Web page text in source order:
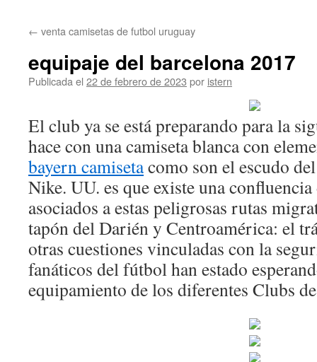
contenido
← venta camisetas de futbol uruguay
equipaje del barcelona 2017
Publicada el 22 de febrero de 2023 por istern
El club ya se está preparando para la
hace con una camiseta blanca con
bayern camisetacomo son el escudo
Nike. UU. es que existe una
asociados a estas peligrosas rutas
tapón del Darién y Centroamérica: el
otras cuestiones vinculadas con la
fanáticos del fútbol han estado
equipamiento de los diferentes Clubs